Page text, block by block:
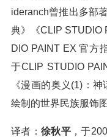
ideranch曾推出多部
典》《CLIP STUDIO
DIO PAINT EX 官方
于CLIP STUDIO
《漫画的奥义(1)：
绘制的世界民族服饰
译者：徐秋平 ，于